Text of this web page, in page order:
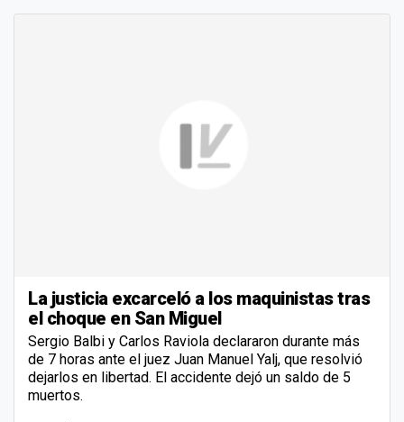
La justicia excarceló a los maquinistas tras
el choque en San Miguel
Sergio Balbi y Carlos Raviola declararon durante más
de 7 horas ante el juez Juan Manuel Yalj, que resolvió
dejarlos en libertad. El accidente dejó un saldo de 5
muertos.